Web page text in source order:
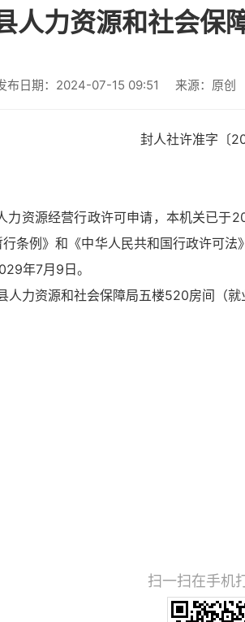
人力资源和社会保
布日期：2024-07-15 09:51 来源：原创
封人社许准字〔
源经营行政许可申请，本机关已于
条例》和《中华人民共和国行政许可
年7月9日。
县人力资源和社会保障局五楼
扫一扫在手机